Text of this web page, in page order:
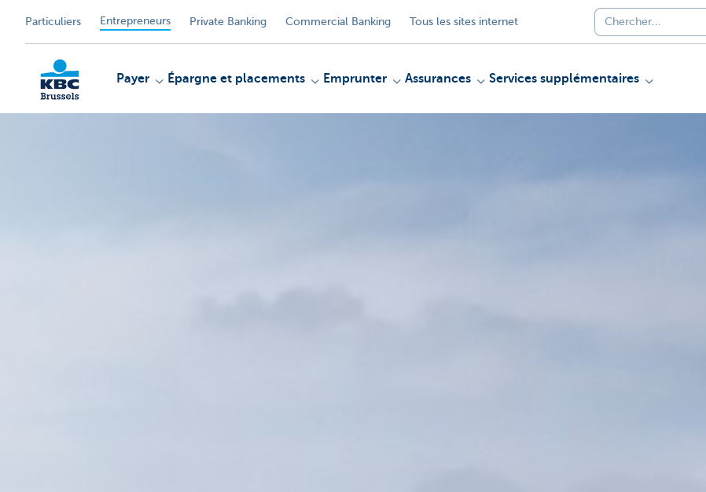
Particuliers Entrepreneurs Private Banking Commercial Banking Tous les sites internet
Payer Épargne et placements Emprunter Assurances Services supplémentaires